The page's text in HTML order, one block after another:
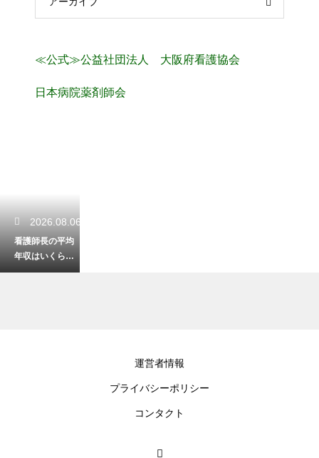
≪公式≫公益社団法人 大阪府看護協会
日本病院薬剤師会
2026.08.06
看護師長の平均
年収はいくら？
役職ごとの給与
運営者情報
プライバシーポリシー
コンタクト